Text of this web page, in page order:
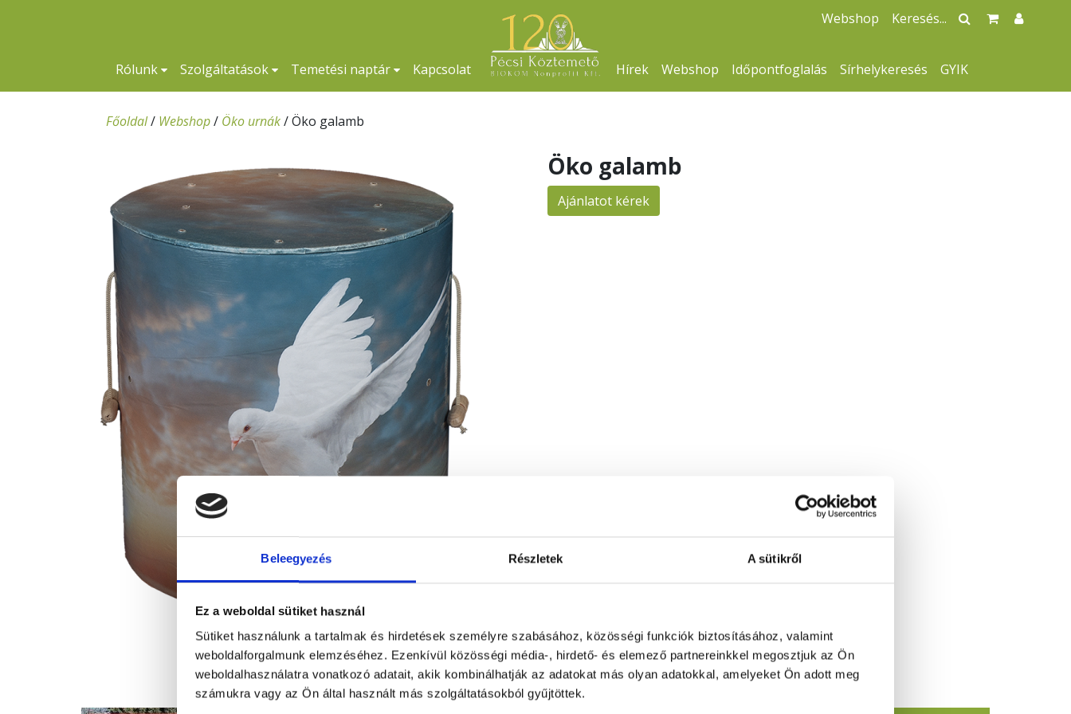
Beleegyezés Részletek A sütikről
Ez a weboldal sütiket használ
Sütiket használunk a tartalmak és hirdetések személyre szabásához, közösségi funkciók biztosításához, valamint
weboldalforgalmunk elemzéséhez. Ezenkívül közösségi média-, hirdető- és elemező partnereinkkel megosztjuk az Ön
weboldalhasználatra vonatkozó adatait, akik kombinálhatják az adatokat más olyan adatokkal, amelyeket Ön adott meg
számukra vagy az Ön által használt más szolgáltatásokból gyűjtöttek.
Rólunk Szolgáltatások Temetési naptár Kapcsolat Hírek Webshop Időpontfoglalás Sírhelykeresés GYIK
Webshop
Főoldal/ Webshop/ Öko urnák/Öko galamb
Öko galamb
Ajánlatot kérek